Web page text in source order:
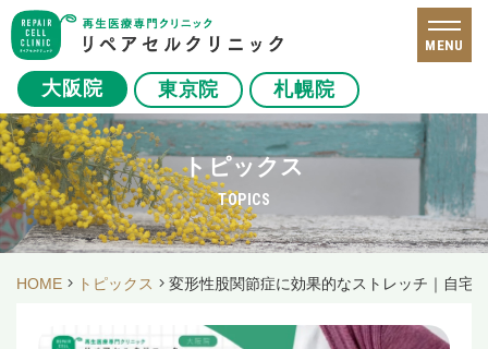
大阪院 東京院 札幌院
MENU
トピックス
TOPICS
HOME トピックス 変形性股関節症に効果的なストレッチ｜自宅